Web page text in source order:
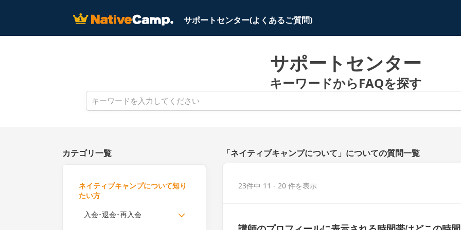
サポートセンター(よくあるご質問)
サポートセンター
キーワードからFAQを探す
「ネイティブキャンプについて」についての質問一覧
23件中 11 - 20 件を表示
カテゴリ一覧
ネイティブキャンプについて知り
たい方
入会･退会･再入会